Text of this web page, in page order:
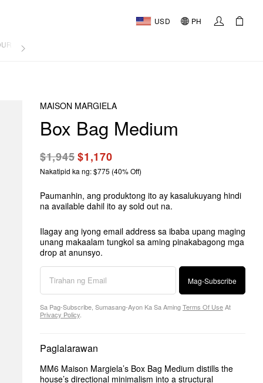
USD PH
MAISON MARGIELA
Box Bag Medium
$1,945$1,170
Nakatipid ka ng: $775 (40% Off)
Paumanhin, ang produktong ito ay kasalukuyang hindi
na available dahil ito ay sold out na.
Ilagay ang iyong email address sa ibaba upang maging
unang makaalam tungkol sa aming pinakabagong mga
drop at anunsyo.
Mag-Subscribe
Sa Pag-Subscribe, Sumasang-Ayon Ka Sa AmingTerms Of UseAt
Privacy Policy
Paglalarawan
MM6 Maison Margiela’s Box Bag Medium distills the
house’s directional minimalism into a structural